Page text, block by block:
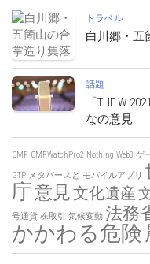
トラベル
白川郷・五
話題
「THE W
なの意見
CMF CMFWatchPro2 Nothing Web3 ゲ
GTP メタバースと モバイルアプリ
庁意見文化遺産
号通貨 株取引 気候変動 法務
かかわる危険